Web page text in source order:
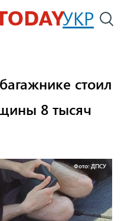
УКР
стоил
8 тысяч
Фото: ДПСУ